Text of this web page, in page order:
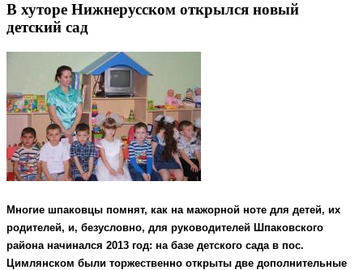
В хуторе Нижнерусском открылся новый
детский сад
Многие шпаковцы помнят, как на мажорной ноте для детей, их
родителей, и, безусловно, для руководителей Шпаковского
района начинался 2013 год: на базе детского сада в пос.
Цимлянском были торжественно открыты две дополнительные